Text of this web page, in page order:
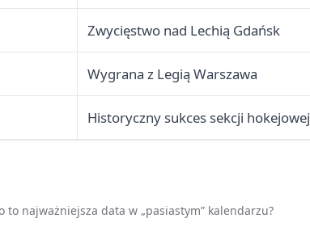
Zwycięstwo nad Lechią Gdańsk
Wygrana z Legią Warszawa
Historyczny sukces sekcji hokejowej
to najważniejsza data w „pasiastym” kalendarzu?